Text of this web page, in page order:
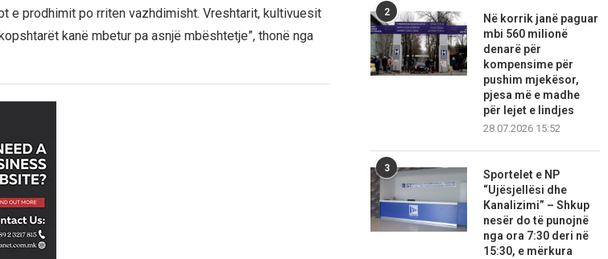
e prodhimit po rriten vazhdimisht. Vreshtarit, kultivuesit
kanë mbetur pa asnjë mbështetje”, thonë nga
2
Në korrik janë paguar
mbi 560 milionë
denarë për
kompensime për
pushim mjekësor,
pjesa më e madhe
për lejet e lindjes
28.07.2026 15:52
3
Sportelet e NP
“Ujësjellësi dhe
Kanalizimi” – Shkup
nesër do të punojnë
nga ora 7:30 deri në
15:30, e mërkura